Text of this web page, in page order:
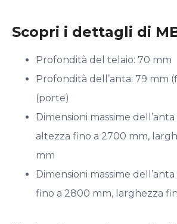
Scopri i dettagli di
Profondità del telaio: 70 mm
Profondità dell’anta: 79 mm
(porte)
Dimensioni massime
altezza fino a 2700 mm,
mm
Dimensioni massime
fino a 2800 mm, larghezza